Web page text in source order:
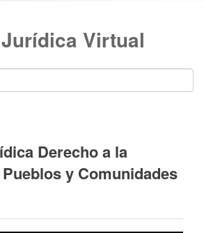
Virtual
Derecho a la
y Comunidades